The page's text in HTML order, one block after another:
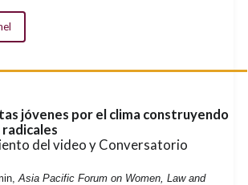
jóvenes por el clima construyendo
del video y Conversatorio
Asia Pacific Forum on Women, Law and